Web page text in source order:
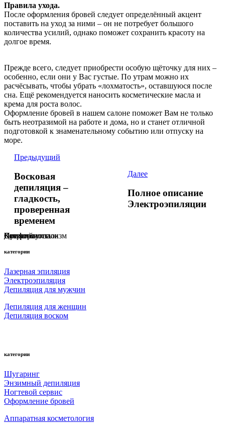
Правила ухода.
После оформления бровей следует определённый акцент
поставить на уход за ними – он не потребует большого
количества усилий, однако поможет сохранить красоту на
долгое время.
Прежде всего, следует приобрести особую щёточку для них –
особенно, если они у Вас густые. По утрам можно их
расчёсывать, чтобы убрать «лохматость», оставшуюся после
сна. Ещё рекомендуется наносить косметические масла и
крема для роста волос.
Оформление бровей в нашем салоне поможет Вам не только
быть неотразимой на работе и дома, но и станет отличной
подготовкой к знаменательному событию или отпуску на
море.
Предыдущий
Восковая
депиляция –
гладкость,
проверенная
временем
Далее
Полное описание
Электроэпиляции
Профессионализм
Комфорт
Качество
Детский уголок
Стерильность
категории
Лазерная эпиляция
Электроэпиляция
Депиляция для мужчин
Депиляция для женщин
Депиляция воском
категории
Шугаринг
Энзимный депиляция
Ногтевой сервис
Оформление бровей
Аппаратная косметология